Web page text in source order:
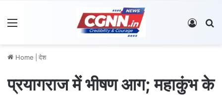
Log In
Home देश
प्रयागराज में भीषण आग; महाकुंभ के